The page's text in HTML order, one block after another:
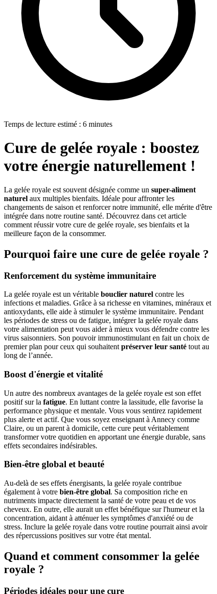
Temps de lecture estimé : 6 minutes
Cure de gelée royale : boostez
votre énergie naturellement !
La gelée royale est souvent désignée comme un super-aliment
naturel aux multiples bienfaits. Idéale pour affronter les
changements de saison et renforcer notre immunité, elle mérite d'être
intégrée dans notre routine santé. Découvrez dans cet article
comment réussir votre cure de gelée royale, ses bienfaits et la
meilleure façon de la consommer.
Pourquoi faire une cure de gelée royale ?
Renforcement du système immunitaire
La gelée royale est un véritable bouclier naturel contre les
infections et maladies. Grâce à sa richesse en vitamines, minéraux et
antioxydants, elle aide à stimuler le système immunitaire. Pendant
les périodes de stress ou de fatigue, intégrer la gelée royale dans
votre alimentation peut vous aider à mieux vous défendre contre les
virus saisonniers. Son pouvoir immunostimulant en fait un choix de
premier plan pour ceux qui souhaitent préserver leur santé tout au
long de l’année.
Boost d'énergie et vitalité
Un autre des nombreux avantages de la gelée royale est son effet
positif sur la fatigue. En luttant contre la lassitude, elle favorise la
performance physique et mentale. Vous vous sentirez rapidement
plus alerte et actif. Que vous soyez enseignant à Annecy comme
Claire, ou un parent à domicile, cette cure peut véritablement
transformer votre quotidien en apportant une énergie durable, sans
effets secondaires indésirables.
Bien-être global et beauté
Au-delà de ses effets énergisants, la gelée royale contribue
également à votre bien-être global. Sa composition riche en
nutriments impacte directement la santé de votre peau et de vos
cheveux. En outre, elle aurait un effet bénéfique sur l'humeur et la
concentration, aidant à atténuer les symptômes d'anxiété ou de
stress. Inclure la gelée royale dans votre routine pourrait ainsi avoir
des répercussions positives sur votre état mental.
Quand et comment consommer la gelée
royale ?
Périodes idéales pour une cure